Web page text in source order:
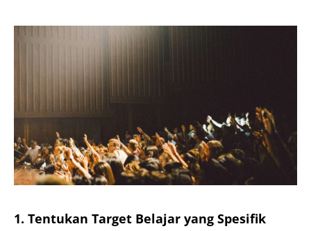
1. Tentukan Target Belajar yang Spesifik